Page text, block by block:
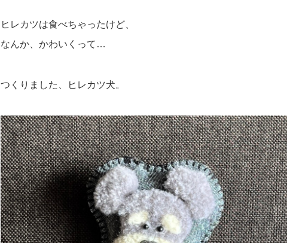
ヒレカツは食べちゃったけど、
なんか、かわいくって…
つくりました、ヒレカツ犬。